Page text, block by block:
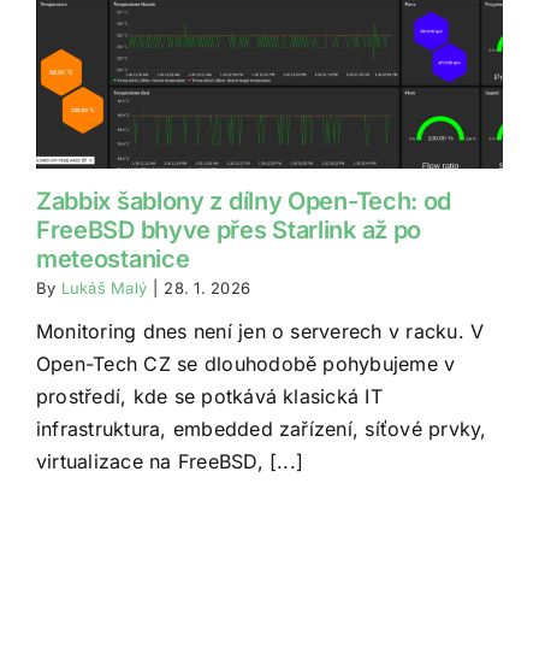
Zabbix šablony z dílny Open-Tech: od
FreeBSD bhyve přes Starlink až po
meteostanice
By Lukáš Malý 28. 1. 2026
Monitoring dnes není jen o serverech v racku. V
Open-Tech CZ se dlouhodobě pohybujeme v
prostředí, kde se potkává klasická IT
infrastruktura, embedded zařízení, síťové prvky,
virtualizace na FreeBSD, [...]